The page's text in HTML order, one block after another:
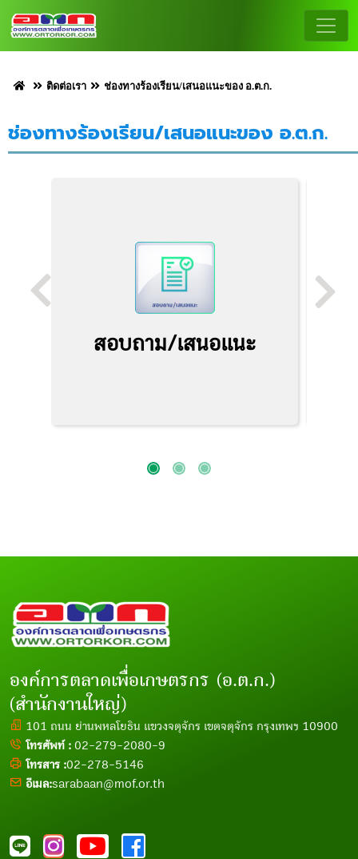
ติดต่อเรา ช่องทางร้องเรียน/เสนอแนะของ อ.ต.ก.
ช่องทางร้องเรียน/เสนอแนะของ อ.ต.ก.
สอบถาม/เสนอแนะ
องค์การตลาดเพื่อเกษตรกร (อ.ต.ก.)
(สำนักงานใหญ่)
101 ถนน ย่านพหลโยธิน แขวงจตุจักร เขตจตุจักร กรุงเทพฯ 10900
โทรศัพท์ : 02-279-2080-9
โทรสาร :02-278-5146
อีเมล:sarabaan@mof.or.th